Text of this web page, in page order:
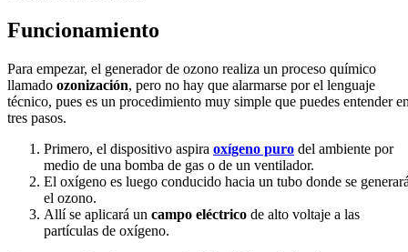
Funcionamiento
Para empezar, el generador de ozono realiza un proceso químico
llamado ozonización, pero no hay que alarmarse por el lenguaje
técnico, pues es un procedimiento muy simple que puedes entender
tres pasos.
Primero, el dispositivo aspira oxígeno puro del ambiente por
medio de una bomba de gas o de un ventilador.
El oxígeno es luego conducido hacia un tubo donde se
el ozono.
Allí se aplicará un campo eléctrico de alto voltaje a las
partículas de oxígeno.